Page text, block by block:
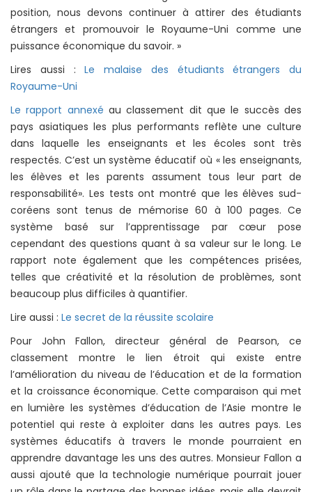
position, nous devons continuer à attirer des étudiants
étrangers et promouvoir le Royaume-Uni comme une
puissance économique du savoir. »
Lires aussi :Le malaise des étudiants étrangers du
Royaume-Uni
Le rapport annexé au classement dit que le succès des
pays asiatiques les plus performants reflète une culture
dans laquelle les enseignants et les écoles sont très
respectés. C’est un système éducatif où « les enseignants,
les élèves et les parents assument tous leur part de
responsabilité». Les tests ont montré que les élèves sud-
coréens sont tenus de mémorise 60 à 100 pages. Ce
système basé sur l’apprentissage par cœur pose
cependant des questions quant à sa valeur sur le long. Le
rapport note également que les compétences prisées,
telles que créativité et la résolution de problèmes, sont
beaucoup plus difficiles à quantifier.
Lire aussi : Le secret de la réussite scolaire
Pour John Fallon, directeur général de Pearson, ce
classement montre le lien étroit qui existe entre
l’amélioration du niveau de l’éducation et de la formation
et la croissance économique. Cette comparaison qui met
en lumière les systèmes d’éducation de l’Asie montre le
potentiel qui reste à exploiter dans les autres pays. Les
systèmes éducatifs à travers le monde pourraient en
apprendre davantage les uns des autres. Monsieur Fallon a
aussi ajouté que la technologie numérique pourrait jouer